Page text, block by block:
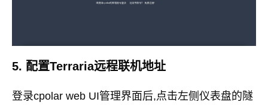
5. 配置Terraria远程联机地址
登录cpolar web UI管理界面后,点击左侧仪表盘的隧